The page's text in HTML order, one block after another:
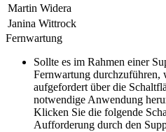
Martin Widera
Janina Wittrock
Fernwartung
Sollte es im Rahmen einer
Fernwartung durchzuführen,
aufgefordert über die
notwendige Anwendung
Klicken Sie die folgende
Aufforderung durch den